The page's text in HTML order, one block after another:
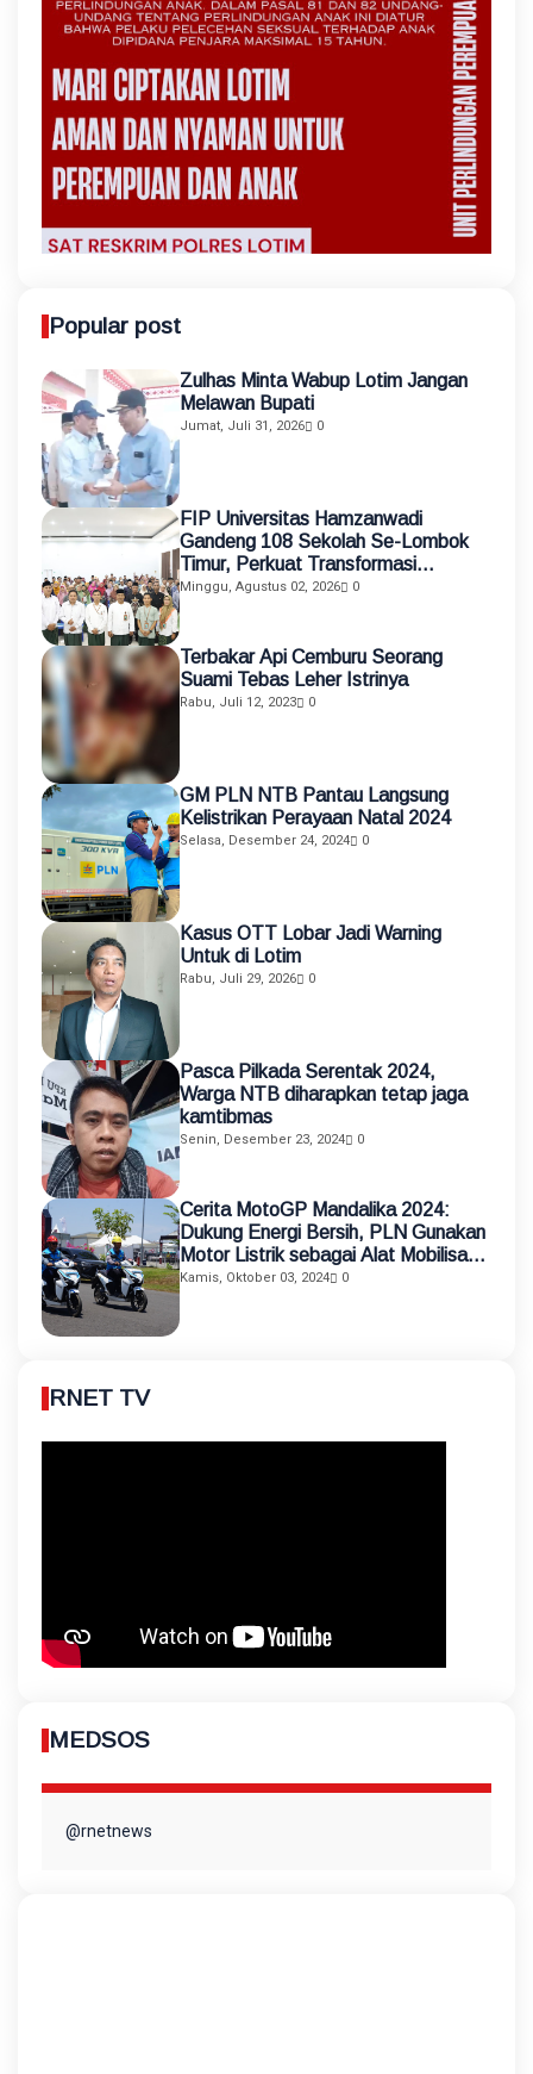
Popular post
Zulhas Minta Wabup Lotim Jangan
Melawan Bupati
Jumat, Juli 31, 2026 0
FIP Universitas Hamzanwadi
Gandeng 108 Sekolah Se-Lombok
Timur, Perkuat Transformasi
Pendidikan melalui Asistensi
Minggu, Agustus 02, 2026 0
Terbakar Api Cemburu Seorang
Suami Tebas Leher Istrinya
Rabu, Juli 12, 2023 0
GM PLN NTB Pantau Langsung
Kelistrikan Perayaan Natal 2024
Selasa, Desember 24, 2024 0
Kasus OTT Lobar Jadi Warning
Untuk di Lotim
Rabu, Juli 29, 2026 0
Pasca Pilkada Serentak 2024,
Warga NTB diharapkan tetap jaga
kamtibmas
Senin, Desember 23, 2024 0
Cerita MotoGP Mandalika 2024:
Dukung Energi Bersih, PLN Gunakan
Motor Listrik sebagai Alat Mobilisasi
Petugas
Kamis, Oktober 03, 2024 0
RNET TV
MEDSOS
@rnetnews